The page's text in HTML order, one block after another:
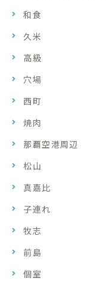
和食
久米
高級
穴場
西町
焼肉
那覇空港周辺
松山
真嘉比
子連れ
牧志
前島
個室